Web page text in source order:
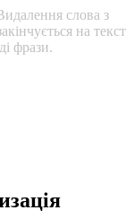
слова з
на текст
фрази.